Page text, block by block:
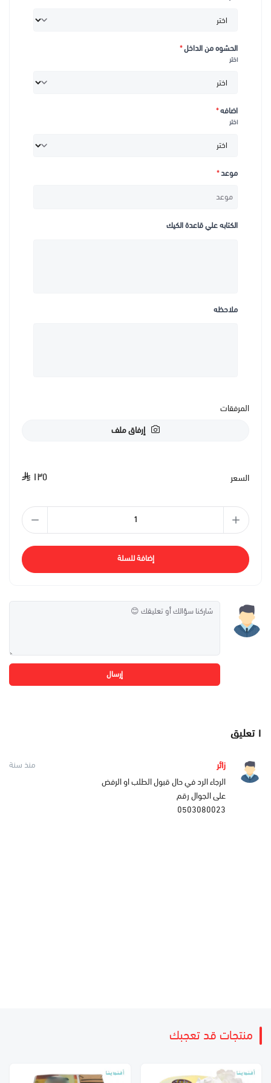
الحشوه من الداخل*
اختر
اضافه*
اختر
موعد*
الكتابه علي قاعدة الكيك
ملاحظه
المرفقات
إرفاق ملف
السعر ١٣٥
إضافة للسلة
إرسال
١ تعليق
زائر
منذ سنة
الرجاء الرد في حال قبول الطلب او الرفض
على الجوال رقم
0503080023
منتجات قد تعجبك